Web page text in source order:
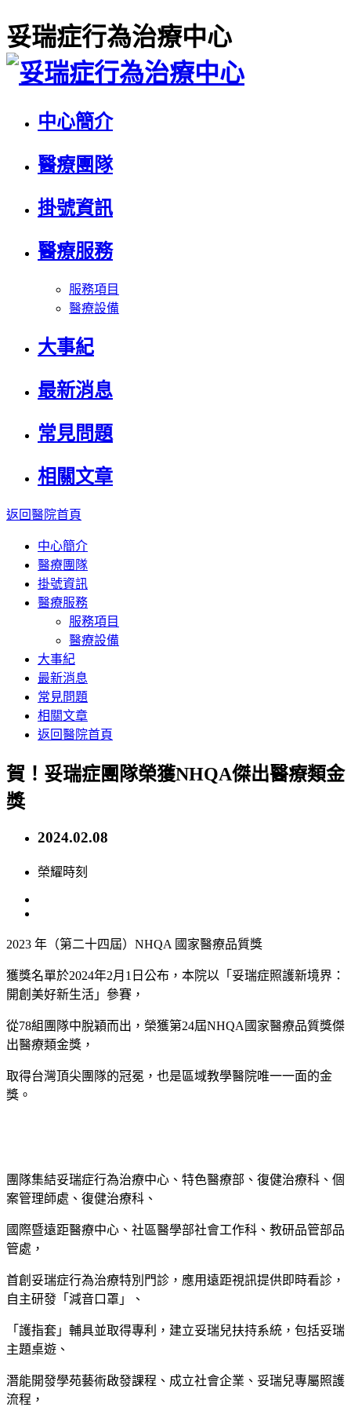
妥瑞症行為治療中心
中心簡介
醫療團隊
掛號資訊
醫療服務
服務項目
醫療設備
大事紀
最新消息
常見問題
相關文章
返回醫院首頁
中心簡介
醫療團隊
掛號資訊
醫療服務
服務項目
醫療設備
大事紀
最新消息
常見問題
相關文章
返回醫院首頁
賀！妥瑞症團隊榮獲NHQA傑出醫療類金
獎
2024.02.08
榮耀時刻
2023 年（第二十四屆）NHQA 國家醫療品質獎
獲獎名單於2024年2月1日公布，本院以 「妥瑞症照護新境界：
開創美好新生活」 參賽，
從78組團隊中脫穎而出， 榮獲第24屆NHQA國家醫療品質獎傑
出醫療類金獎 ，
取得台灣頂尖團隊的冠冕，也是區域教學醫院唯一一面的金
獎。
團隊集結妥瑞症行為治療中心、特色醫療部、復健治療科、個
案管理師處、復健治療科、
國際暨遠距醫療中心、社區醫學部社會工作科、教研品管部品
管處，
首創妥瑞症行為治療特別門診，應用遠距視訊提供即時看診，
自主研發「減音口罩」、
「護指套」輔具並取得專利，建立妥瑞兒扶持系統，包括妥瑞
主題桌遊、
潛能開發學苑藝術啟發課程、成立社會企業、妥瑞兒專屬照護
流程，